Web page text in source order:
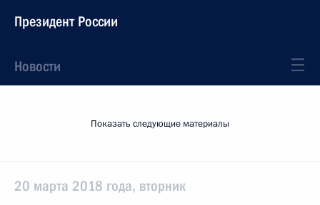
Президент России
Новости
Показать следующие материалы
20 марта 2018 года, вторник